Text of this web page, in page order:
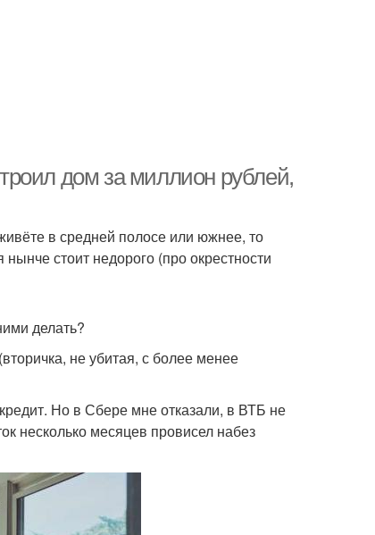
дом за миллион рублей,
в средней полосе или южнее, то
стоит недорого (про окрестности
делать?
не убитая, с более менее
Но в Сбере мне отказали, в ВТБ не
несколько месяцев провисел набез